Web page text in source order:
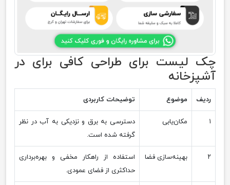
چک لیست برای طراحی کافی برای در
آشپزخانه
ردیف موضوع توضیحات کاربردی
۱ مکان‌یابی
دسترسی به برق و نزدیکی به آب در نظر
گرفته شده است.
۲ بهینه‌سازی فضا
استفاده از راهکار مخفی و بهره‌برداری
حداکثری از فضای عمودی.